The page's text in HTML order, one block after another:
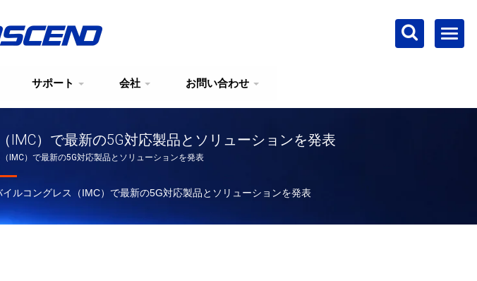
サポート 会社 お問い合わせ
IMC）で最新の5G対応製品とソリューションを発表
IMC）で最新の5G対応製品とソリューションを発表
ルコングレス（IMC）で最新の5G対応製品とソリューションを発表